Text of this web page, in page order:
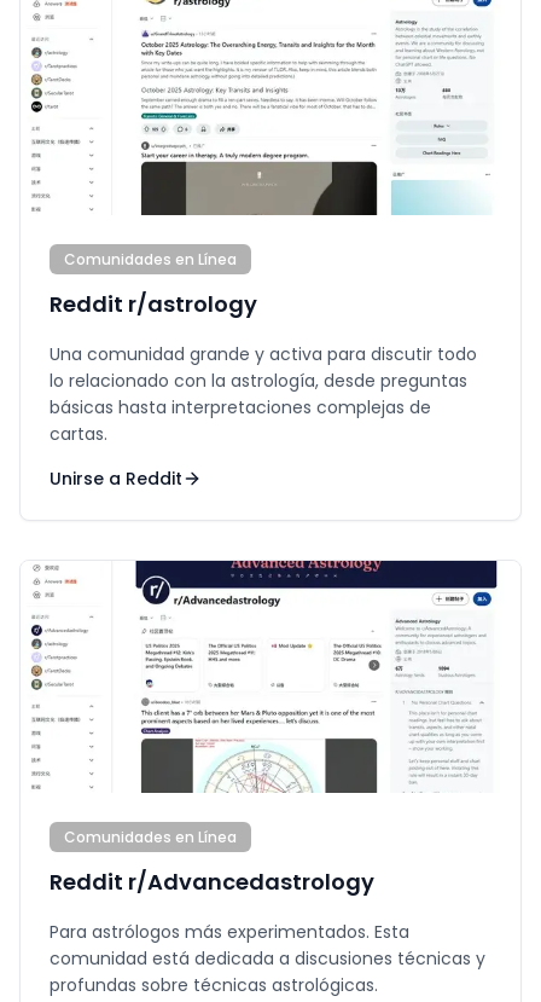
Comunidades en Línea
Reddit r/astrology
Una comunidad grande y activa para discutir todo
lo relacionado con la astrología, desde preguntas
básicas hasta interpretaciones complejas de
cartas.
Unirse a Reddit
Comunidades en Línea
Reddit r/Advancedastrology
Para astrólogos más experimentados. Esta
comunidad está dedicada a discusiones técnicas y
profundas sobre técnicas astrológicas.